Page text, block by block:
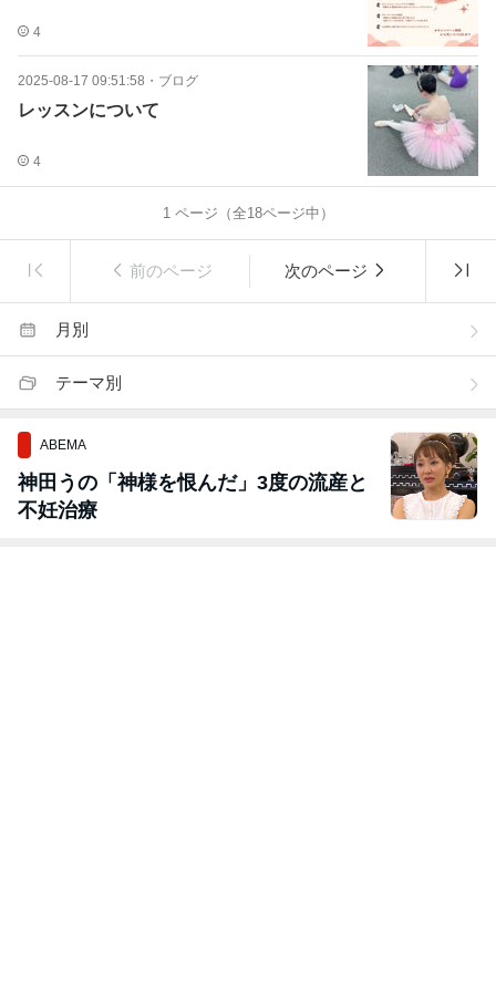
4
2025-08-17 09:51:58 ・ ブログ
レッスンについて
4
1ページ（全18ページ中）
前のページ 次のページ
月別
テーマ別
ABEMA
神田うの「神様を恨んだ」3度の流産と
不妊治療